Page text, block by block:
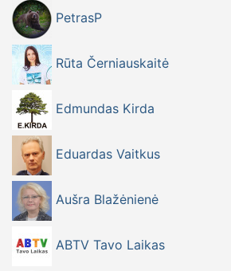
PetrasP
Rūta Černiauskaitė
Edmundas Kirda
Eduardas Vaitkus
Aušra Blažėnienė
ABTV Tavo Laikas